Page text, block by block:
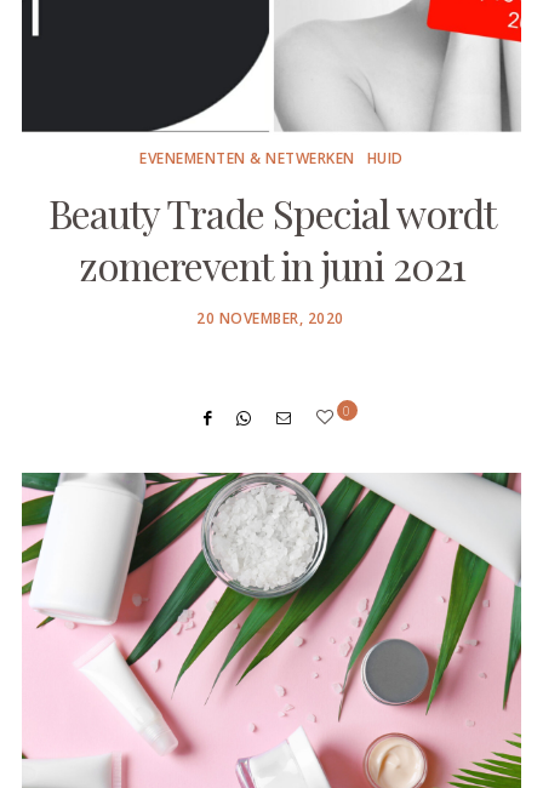
EVENEMENTEN & NETWERKEN HUID
Beauty Trade Special wordt
zomerevent in juni 2021
POSTED
20 NOVEMBER, 2020
0